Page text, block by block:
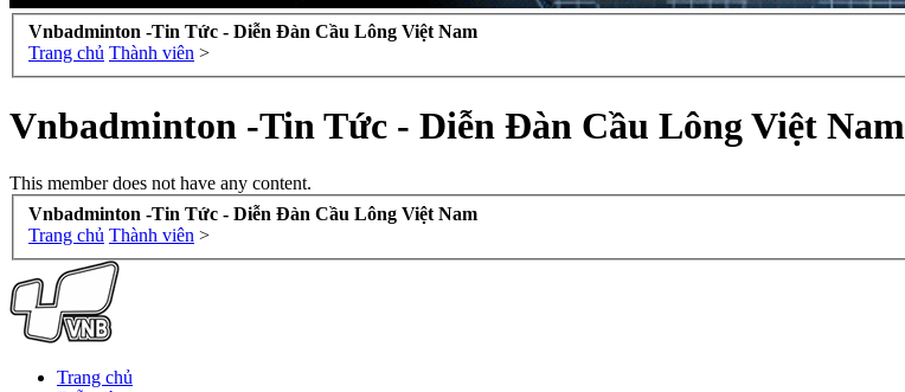
Vnbadminton -Tin Tức - Diễn Đàn Cầu Lông Việt Nam
Trang chủ Thành viên >
Vnbadminton -Tin Tức - Diễn Đàn Cầu Lông Việt Nam
This member does not have any content.
Vnbadminton -Tin Tức - Diễn Đàn Cầu Lông Việt Nam
Trang chủ Thành viên >
Trang chủ